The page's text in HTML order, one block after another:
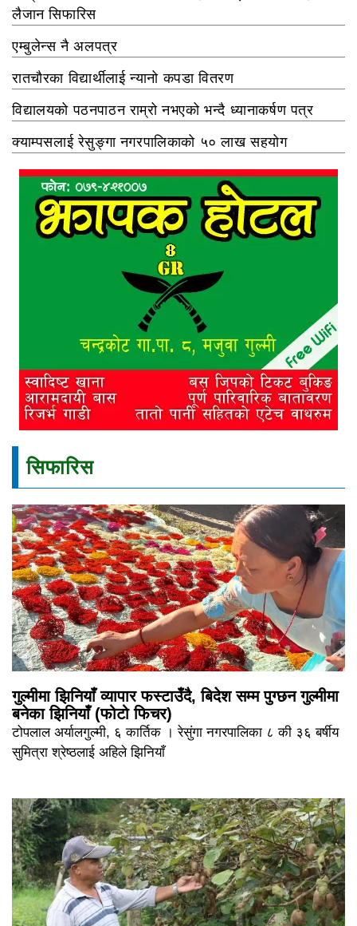
लैजान सिफारिस
एम्बुलेन्स नै अलपत्र
रातचौरका विद्यार्थीलाई न्यानो कपडा वितरण
विद्यालयको पठनपाठन राम्रो नभएको भन्दै ध्यानाकर्षण पत्र
क्याम्पसलाई रेसुङ्गा नगरपालिकाको ५० लाख सहयोग
सिफारिस
गुल्मीमा झिनियाँ व्यापार फस्टाउँदै, बिदेश सम्म पुग्छन गुल्मीमा
बनेका झिनियाँ (फोटो फिचर)
टोपलाल अर्यालगुल्मी, ६ कार्तिक । रेसुंगा नगरपालिका ८ की ३६ बर्षीय
सुमित्रा श्रेष्ठलाई अहिले झिनियाँ